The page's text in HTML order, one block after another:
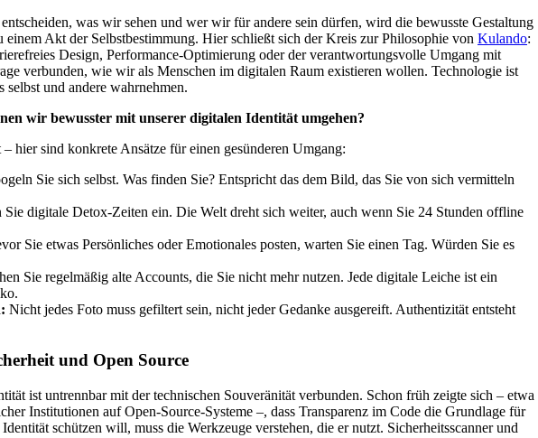
was wir sehen und wer wir für andere sein dürfen, wird die bewusste Gestaltung
einem Akt der Selbstbestimmung. Hier schließt sich der Kreis zur Philosophie von Kulando:
Design, Performance-Optimierung oder der verantwortungsvolle Umgang mit
verbunden, wie wir als Menschen im digitalen Raum existieren wollen. Technologie ist
und andere wahrnehmen.
wir bewusster mit unserer digitalen Identität umgehen?
hier sind konkrete Ansätze für einen gesünderen Umgang:
Sie sich selbst. Was finden Sie? Entspricht das dem Bild, das Sie von sich vermitteln
Sie digitale Detox-Zeiten ein. Die Welt dreht sich weiter, auch wenn Sie 24 Stunden offline
Sie etwas Persönliches oder Emotionales posten, warten Sie einen Tag. Würden Sie es
Sie regelmäßig alte Accounts, die Sie nicht mehr nutzen. Jede digitale Leiche ist ein
Nicht jedes Foto muss gefiltert sein, nicht jeder Gedanke ausgereift. Authentizität entsteht
und Open Source
ist untrennbar mit der technischen Souveränität verbunden. Schon früh zeigte sich – etwa
Institutionen auf Open-Source-Systeme –, dass Transparenz im Code die Grundlage für
schützen will, muss die Werkzeuge verstehen, die er nutzt. Sicherheitsscanner und